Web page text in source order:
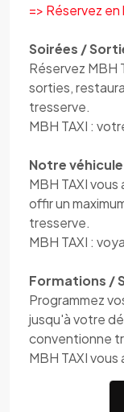
=> Réservez
Soirées /
Réservez MBH
sorties,
tresserve.
MBH TAXI :
Notre véhicule
MBH TAXI
offir un
tresserve.
MBH TAXI :
Formations /
Programmez
jusqu'à votre
conventionne
MBH TAXI